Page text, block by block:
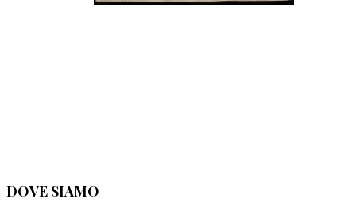
DOVE SIAMO